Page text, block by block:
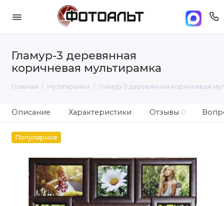
Гламур-3 деревянная
коричневая мультирамка
Главная Мультирамки Гламур-3 деревянная коричневая
Описание Характеристики Отзывы 0
Популярное